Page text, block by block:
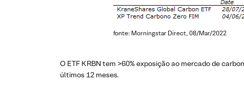
fonte: Morningstar Direct, 08/Mar/2022
O ETF KRBN tem >60% exposição ao mercado de
últimos 12 meses.